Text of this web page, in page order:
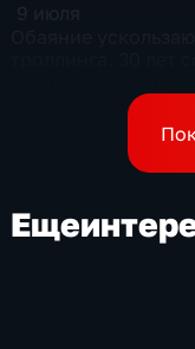
музыканта и
контркультуры
Еще